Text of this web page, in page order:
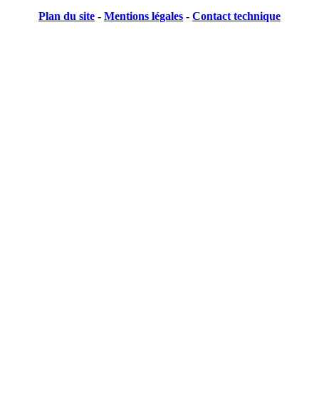
Plan du site - Mentions légales - Contact technique